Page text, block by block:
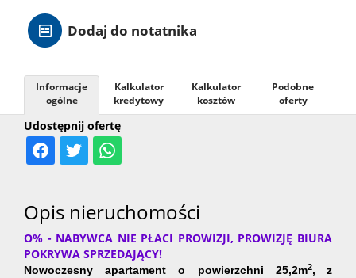
granicą
firmie
Dodaj do notatnika
Udostępnij ofertę
Informacje
ogólne
Kalkulator
kredytowy
Kalkulator
kosztów
Podobne
oferty
Opis nieruchomości
O% - NABYWCA NIE PŁACI PROWIZJI, PROWIZJĘ BIURA
POKRYWA SPRZEDAJĄCY!
Nowoczesny apartamento powierzchni 25,2m2,
z